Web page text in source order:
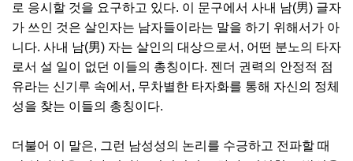
로 응시할 것을 요구하고 있다. 이 문구에서 사내 남(男) 글자
가 쓰인 것은 살인자는 남자들이라는 말을 하기 위해서가 아
니다. 사내 남(男) 자는 살인의 대상으로서, 어떤 분노의 타자
로서 설 일이 없던 이들의 총칭이다. 젠더 권력의 안정적 점
유라는 신기루 속에서, 무차별한 타자화를 통해 자신의 정체
성을 찾는 이들의 총칭이다.
더불어 이 말은, 그런 남성성의 논리를 수긍하고 전파할 때